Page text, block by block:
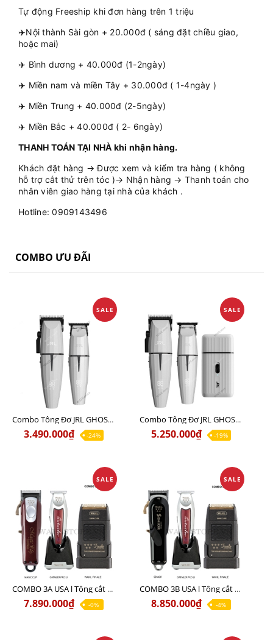
Tự động Freeship khi đơn hàng trên 1 triệu
✈️Nội thành Sài gòn + 20.000đ ( sáng đặt chiều giao,
hoặc mai)
✈️ Bình dương + 40.000đ (1-2ngày)
✈️ Miền nam và miền Tây + 30.000đ ( 1-4ngày )
✈️ Miền Trung + 40.000đ (2-5ngày)
✈️ Miền Bắc + 40.000đ ( 2- 6ngày)
THANH TOÁN TẠI NHÀ khi nhận hàng.
Khách đặt hàng → Được xem và kiểm tra hàng ( không
hỗ trợ cắt thử trên tóc )→ Nhận hàng → Thanh toán cho
nhân viên giao hàng tại nhà của khách .
Hotline: 0909143496
COMBO ƯU ĐÃI
SALE
Combo Tông Đơ JRL GHOST 1 Limited Edition Chính Hãng USA
3.490.000₫ -24%
SALE
Combo Tông Đơ JRL GHOST 2 Limited Edition Chính Hãng USA
5.250.000₫ -19%
SALE
COMBO 3A USA l Tông cắt MAGIC + Tông viền DETAILER PRO LI + Cạo khô FINALE
7.890.000₫ -0%
SALE
COMBO 3B USA l Tông cắt SENIOR + Tông viền DETAILER PRO LI + Cạo khô FINALE
8.850.000₫ -4%